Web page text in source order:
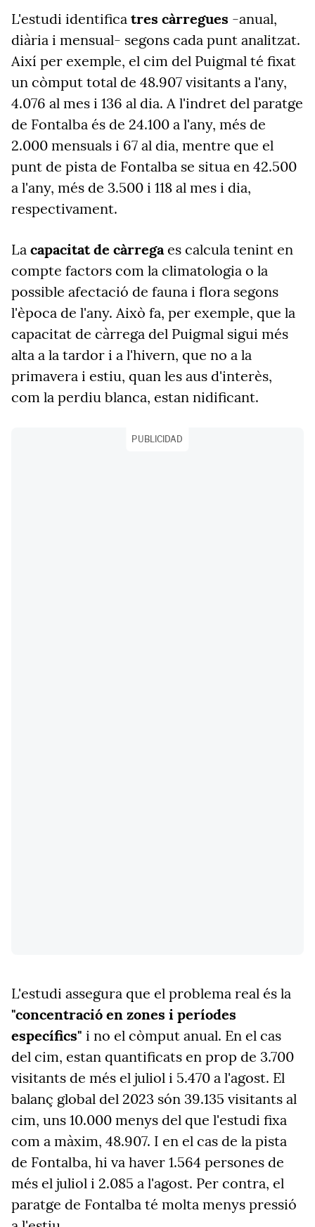
L'estudi identifica tres càrregues -anual,
diària i mensual- segons cada punt analitzat.
Així per exemple, el cim del Puigmal té fixat
un còmput total de 48.907 visitants a l'any,
4.076 al mes i 136 al dia. A l'indret del paratge
de Fontalba és de 24.100 a l'any, més de
2.000 mensuals i 67 al dia, mentre que el
punt de pista de Fontalba se situa en 42.500
a l'any, més de 3.500 i 118 al mes i dia,
respectivament.
La capacitat de càrregaes calcula tenint en
compte factors com la climatologia o la
possible afectació de fauna i flora segons
l'època de l'any. Això fa, per exemple, que la
capacitat de càrrega del Puigmal sigui més
alta a la tardor i a l'hivern, que no a la
primavera i estiu, quan les aus d'interès,
com la perdiu blanca, estan nidificant.
PUBLICIDAD
L'estudi assegura que el problema real és la
"concentració en zones i períodes
específics" i no el còmput anual. En el cas
del cim, estan quantificats en prop de 3.700
visitants de més el juliol i 5.470 a l'agost. El
balanç global del 2023 són 39.135 visitants al
cim, uns 10.000 menys del que l'estudi fixa
com a màxim, 48.907. I en el cas de la pista
de Fontalba, hi va haver 1.564 persones de
més el juliol i 2.085 a l'agost. Per contra, el
paratge de Fontalba té molta menys pressió